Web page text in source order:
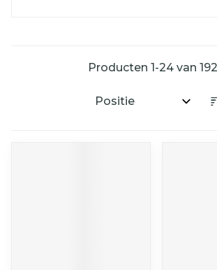
Producten 1-24van
Sorteer op: